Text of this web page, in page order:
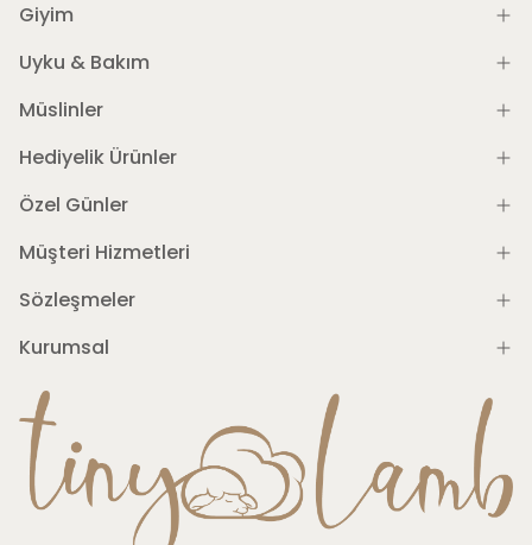
Giyim
Uyku & Bakım
Müslinler
Hediyelik Ürünler
Özel Günler
Müşteri Hizmetleri
Sözleşmeler
Kurumsal